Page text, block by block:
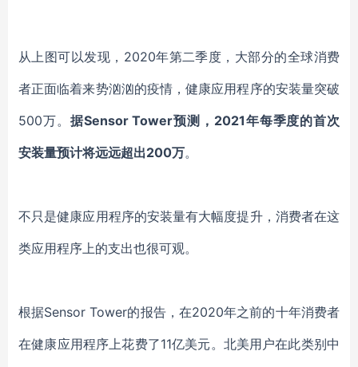
从上图可以发现， 2020年第二季度，大部分的全球消费
者正面临着来势汹汹的疫情，健康应用程序的安装量突破
500万。 据Sensor Tower预测，2021年每季度的首次
安装量预计将远远超出200万。
不只是健康应用程序的安装量有大幅度提升，消费者在这
类应用程序上的支出也很可观。
根据Sensor Tower的报告，在2020年之前的十年消费者
在健康应用程序上花费了11亿美元。北美用户在此类别中